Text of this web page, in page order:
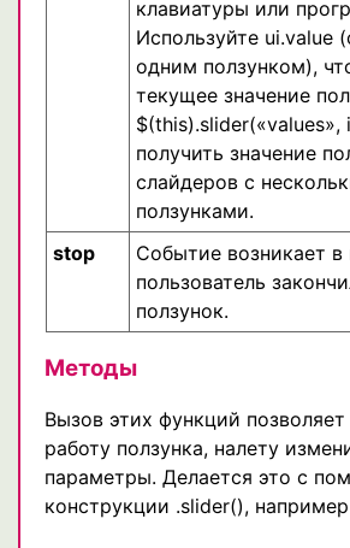
клавиатуры или
Используйте ui.value
одним ползунком),
текущее значение
$(this).slider(«values»,
получить значение
слайдеров с
ползунками.
stop
Событие возникает в
пользователь
ползунок.
Методы
Вызов этих функций позволяет
работу ползунка, налету
параметры. Делается это с
конструкции .slider(),